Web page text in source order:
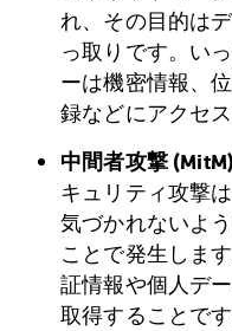
れ、その目的は
っ取りです。い
ーは機密情報、
録などにアクセ
中間者攻撃
キュリティ攻撃
気づかれないよ
ことで発生しま
証情報や個人デ
取得することで